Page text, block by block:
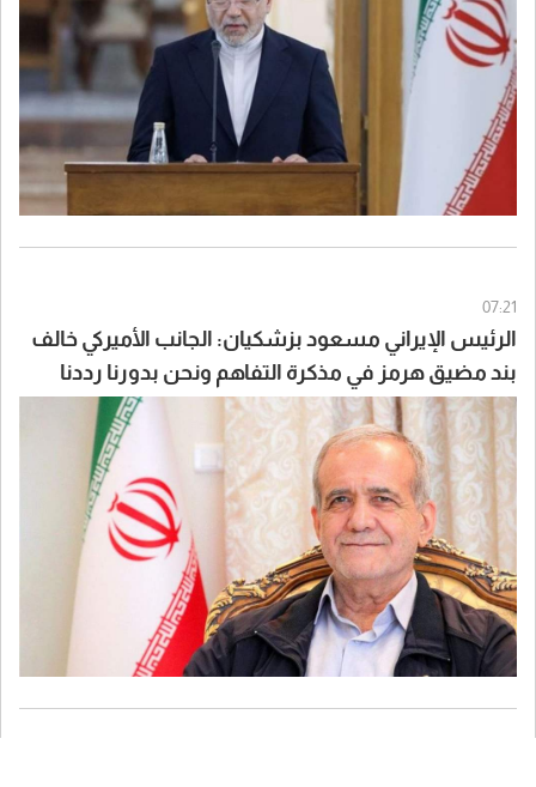
07:21
الرئيس الإيراني مسعود بزشكيان: الجانب الأميركي خالف
بند مضيق هرمز في مذكرة التفاهم ونحن بدورنا رددنا
عليهم